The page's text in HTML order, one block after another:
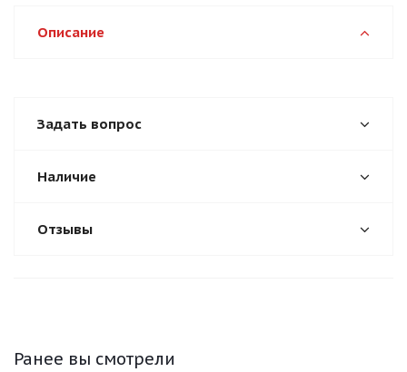
Описание
Задать вопрос
Наличие
Отзывы
Ранее вы смотрели